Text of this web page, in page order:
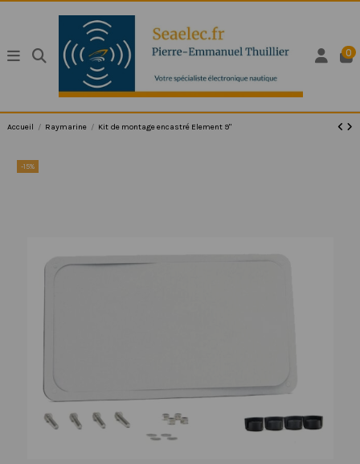
0
Accueil Raymarine Kit de montage encastré Element 9"
-15%